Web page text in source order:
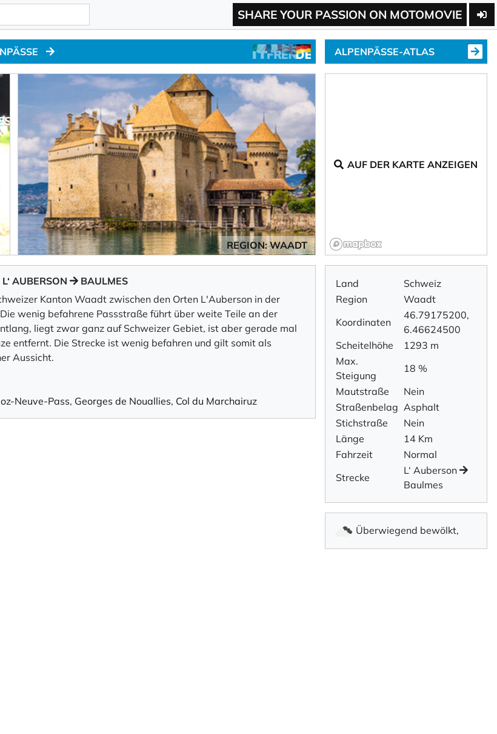
SHARE YOUR PASSION ON MOTOMOVIE
REGION: WAADT
ALPENPÄSSE-ATLAS
AUF DER KARTE ANZEIGEN
AUBERSON
BAULMES
Kanton Waadt zwischen den Orten L'Auberson in der
wenig befahrene Passstraße führt über weite Teile an der
liegt zwar ganz auf Schweizer Gebiet, ist aber gerade mal
entfernt. Die Strecke ist wenig befahren und gilt somit als
Aussicht.
Neuve-Pass, Georges de Nouallies, Col du Marchairuz
Land
Schweiz
Region
Waadt
Koordinaten
46.79175200,
6.46624500
Scheitelhöhe
1293 m
Max.
Steigung
18 %
Mautstraße
Nein
Straßenbelag Asphalt
Stichstraße
Nein
Länge
14 Km
Fahrzeit
Normal
Strecke
L‘ Auberson
Baulmes
Überwiegend bewölkt,
21.9°C